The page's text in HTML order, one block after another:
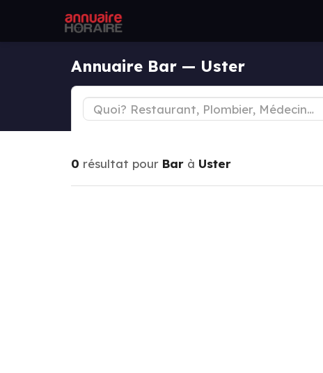
Annuaire Bar — Uster
0 résultat pour Bar à Uster